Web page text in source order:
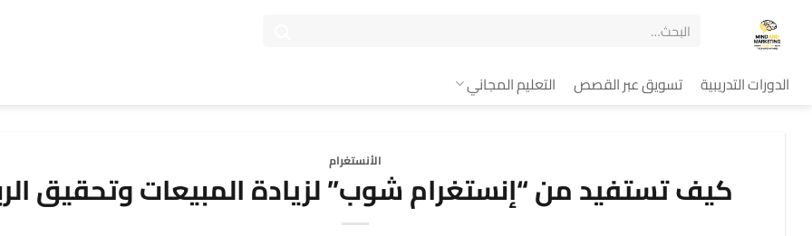
الدورات التدريبية تسويق عبر القصص التعليم المجاني
الأنستغرام
كيف تستفيد من “إنستغرام شوب” لزيادة المبيعات وتحقيق